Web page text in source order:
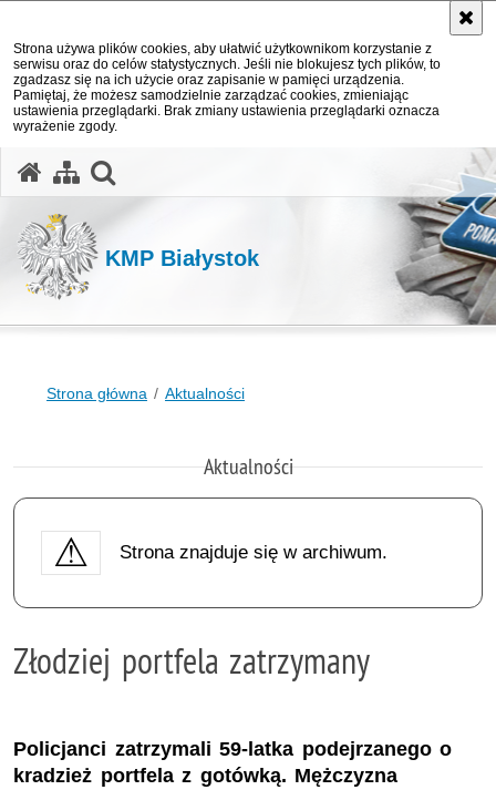
Strona używa plików cookies, aby ułatwić użytkownikom korzystanie z
serwisu oraz do celów statystycznych. Jeśli nie blokujesz tych plików, to
zgadzasz się na ich użycie oraz zapisanie w pamięci urządzenia.
Pamiętaj, że możesz samodzielnie zarządzać cookies, zmieniając
ustawienia przeglądarki. Brak zmiany ustawienia przeglądarki oznacza
wyrażenie zgody.
KMP Białystok
Strona główna Aktualności
Aktualności
Strona znajduje się w archiwum.
Złodziej portfela zatrzymany
Policjanci zatrzymali 59-latka podejrzanego o
kradzież portfela z gotówką. Mężczyzna